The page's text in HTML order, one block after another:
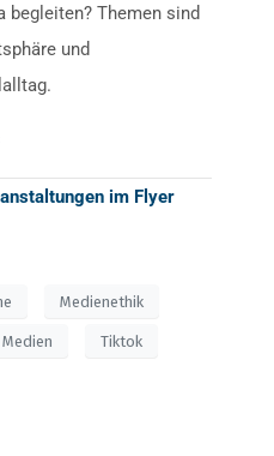
begleiten? Themen sind
und
im Flyer
Medienethik
Tiktok